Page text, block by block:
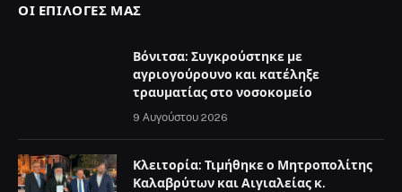
ΟΙ ΕΠΙΛΟΓΈΣ ΜΑΣ
Βόνιτσα: Συγκρούστηκε με
αγριογούρουνο και κατέληξε
τραυματίας στο νοσοκομείο
9 Αυγούστου 2026
Κλειτορία: Τιμήθηκε ο Μητροπολίτης
Καλαβρύτων και Αιγιαλείας κ.